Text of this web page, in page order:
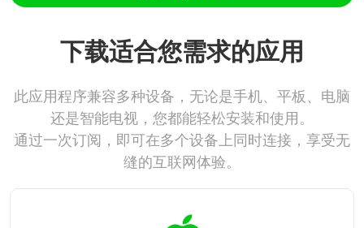
下载适合您需求的应用
此应用程序兼容多种设备，无论是手机、平板、电脑
还是智能电视，您都能轻松安装和使用。
通过一次订阅，即可在多个设备上同时连接，享受无
缝的互联网体验。